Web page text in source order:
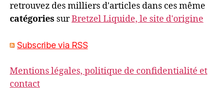
retrouvez des milliers d'articles dans ces même
catégories surBretzel Liquide, le site d'origine
Subscribe via RSS
Mentions légales, politique de confidentialité et
contact